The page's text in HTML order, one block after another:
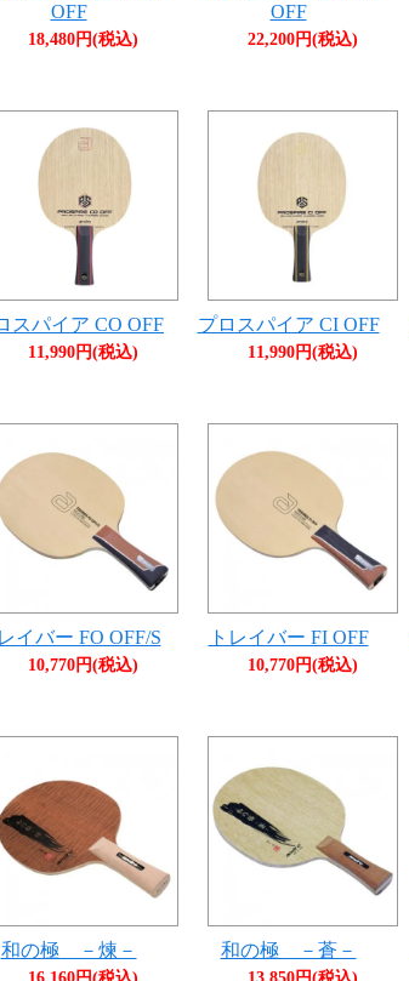
OFF
18,480円(税込)
OFF
22,200円(税込)
スパイア CO OFF
11,990円(税込)
プロスパイア CI OFF
11,990円(税込)
イバー FO OFF/S
10,770円(税込)
トレイバー FI OFF
10,770円(税込)
和の極 －煉－ 和の極 －蒼－